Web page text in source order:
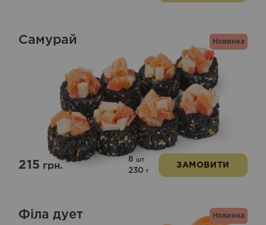
Новинка
Самурай
215грн.
8 шт
230 г
ЗАМОВИТИ
Новинка
Філа дует